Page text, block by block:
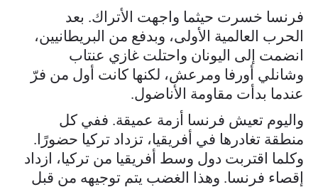
فرنسا خسرت حيثما واجهت الأتراك. بعد
الحرب العالمية الأولى، وبدفع من البريطانيين،
انضمت إلى اليونان واحتلت غازي عنتاب
وشانلي أورفا ومرعش، لكنها كانت أول من فرّ
عندما بدأت مقاومة الأناضول.
واليوم تعيش فرنسا أزمة عميقة. ففي كل
منطقة تغادرها في أفريقيا، تزداد تركيا حضورًا.
وكلما اقتربت دول وسط أفريقيا من تركيا، ازداد
إقصاء فرنسا. وهذا الغضب يتم توجيهه من قبل